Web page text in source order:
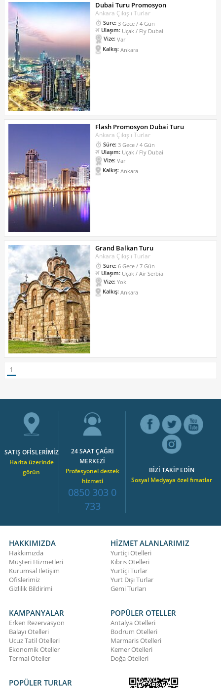
Dubai Turu Promosyon
Ankara Çıkışlı Turlar
Süre: 3 Gece / 4 Gün
Ulaşım: Uçak / Fly Dubai
Vize: Var
Kalkış: Ankara
Flash Promosyon Dubai Turu
Ankara Çıkışlı Turlar
Süre: 3 Gece / 4 Gün
Ulaşım: Uçak / Fly Dubai
Vize: Var
Kalkış: Ankara
Grand Balkan Turu
Ankara Çıkışlı Turlar
Süre: 6 Gece / 7 Gün
Ulaşım: Uçak / Air Serbia
Vize: Yok
Kalkış: Ankara
1
SATIŞ OFİSLERİMİZ
Harita üzerinde
görün
24 SAAT ÇAĞRI
MERKEZİ
Profesyonel destek
hizmeti
0850 303 0
733
BİZİ TAKİP EDİN
Sosyal Medyaya özel fırsatlar
HAKKIMIZDA
Hakkımızda
Müşteri Hizmetleri
Kurumsal İletişim
Ofislerimiz
Gizlilik Bildirimi
HİZMET ALANLARIMIZ
Yurtiçi Otelleri
Kıbrıs Otelleri
Yurtiçi Turlar
Yurt Dışı Turlar
Gemi Turları
KAMPANYALAR
Erken Rezervasyon
Balayı Otelleri
Ucuz Tatil Otelleri
Ekonomik Oteller
Termal Oteller
POPÜLER OTELLER
Antalya Otelleri
Bodrum Otelleri
Marmaris Otelleri
Kemer Otelleri
Doğa Otelleri
POPÜLER TURLAR